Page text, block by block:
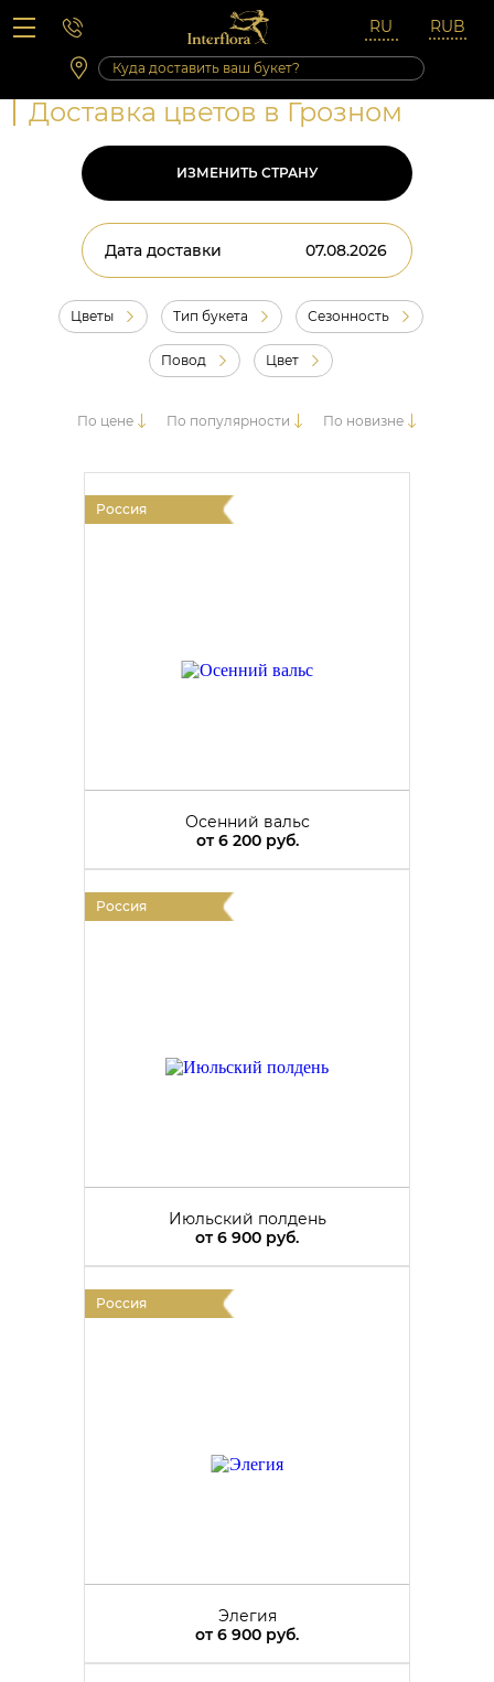
Вопросы-ответы
Сб 10:00 ‐ 14:00
Выходные и праздничные дни
Доставка цветов в Грозном
ИЗМЕНИТЬ СТРАНУ
Дата доставки
Цветы Тип букета Сезонность
Повод Цвет
По цене По популярности По новизне
Россия
Осенний вальс
от6 200 руб.
Россия
Июльский полдень
от6 900 руб.
Россия
Элегия
от6 900 руб.